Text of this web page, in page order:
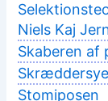
Niels Kaj
Skaberen af
Stomiposen